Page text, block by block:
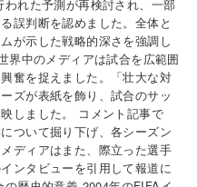
れた予測が再検討され、一部
誤判断を認めました。全体と
が示した戦略的深さを強調し
界中のメディアは試合を広範囲
奮を捉えました。「壮大な対
ズが表紙を飾り、試合のサッ
しました。 コメント記事で
ついて掘り下げ、各シーズン
ディアはまた、際立った選手
ンタビューを引用して報道に